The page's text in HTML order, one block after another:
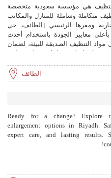
هي مؤسسة سعودية متخصصة
متكاملة وشاملة للمنازل والمكاتب
ومقرها الرئيسي [الطائف، حي
بأعلى معايير الجودة باستخدام أحدث
مواد التنظيف الصديقة للبيئة، لضمان
لعملائنا. خدماتنا تشمل تنظيف
الطائف
Ready for a change? Explore
enlargement options in Riyadh.
expert care, and lasting results.